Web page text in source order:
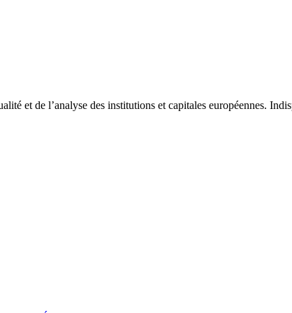
et de l’analyse des institutions et capitales européennes.